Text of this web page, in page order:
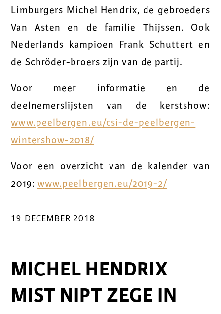
Limburgers Michel Hendrix, de gebroeders
Van Asten en de familie Thijssen. Ook
Nederlands kampioen Frank Schuttert en
de Schröder-broers zijn van de partij.
Voor meer informatie en de
deelnemerslijsten van de kerstshow:
www.peelbergen.eu/csi-de-peelbergen-
wintershow-2018/
Voor een overzicht van de kalender van
2019: www.peelbergen.eu/2019-2/
19 DECEMBER 2018
MICHEL HENDRIX
MIST NIPT ZEGE IN